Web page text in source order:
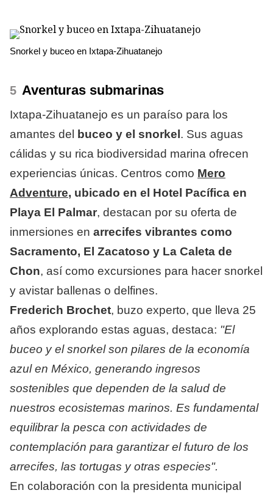
Snorkel y buceo en Ixtapa-Zihuatanejo
Aventuras submarinas
Ixtapa-Zihuatanejo es un paraíso para los
amantes del
buceo y el snorkel . Sus aguas
cálidas y su rica biodiversidad marina ofrecen
experiencias únicas. Centros como Mero
Adventure, ubicado en el Hotel Pacífica en
Playa El Palmar, destacan por su oferta de
inmersiones en arrecifes vibrantes como
Sacramento, El Zacatoso y La Caleta de
Chon, así como excursiones para hacer snorkel
y avistar ballenas o delfines.
Frederich Brochet, buzo experto, que lleva 25
años explorando estas aguas, destaca: "El
buceo y el snorkel son pilares de la economía
azul en México, generando ingresos
sostenibles que dependen de la salud de
nuestros ecosistemas marinos. Es fundamental
equilibrar la pesca con actividades de
contemplación para garantizar el futuro de los
arrecifes, las tortugas y otras especies".
En colaboración con la presidenta municipal